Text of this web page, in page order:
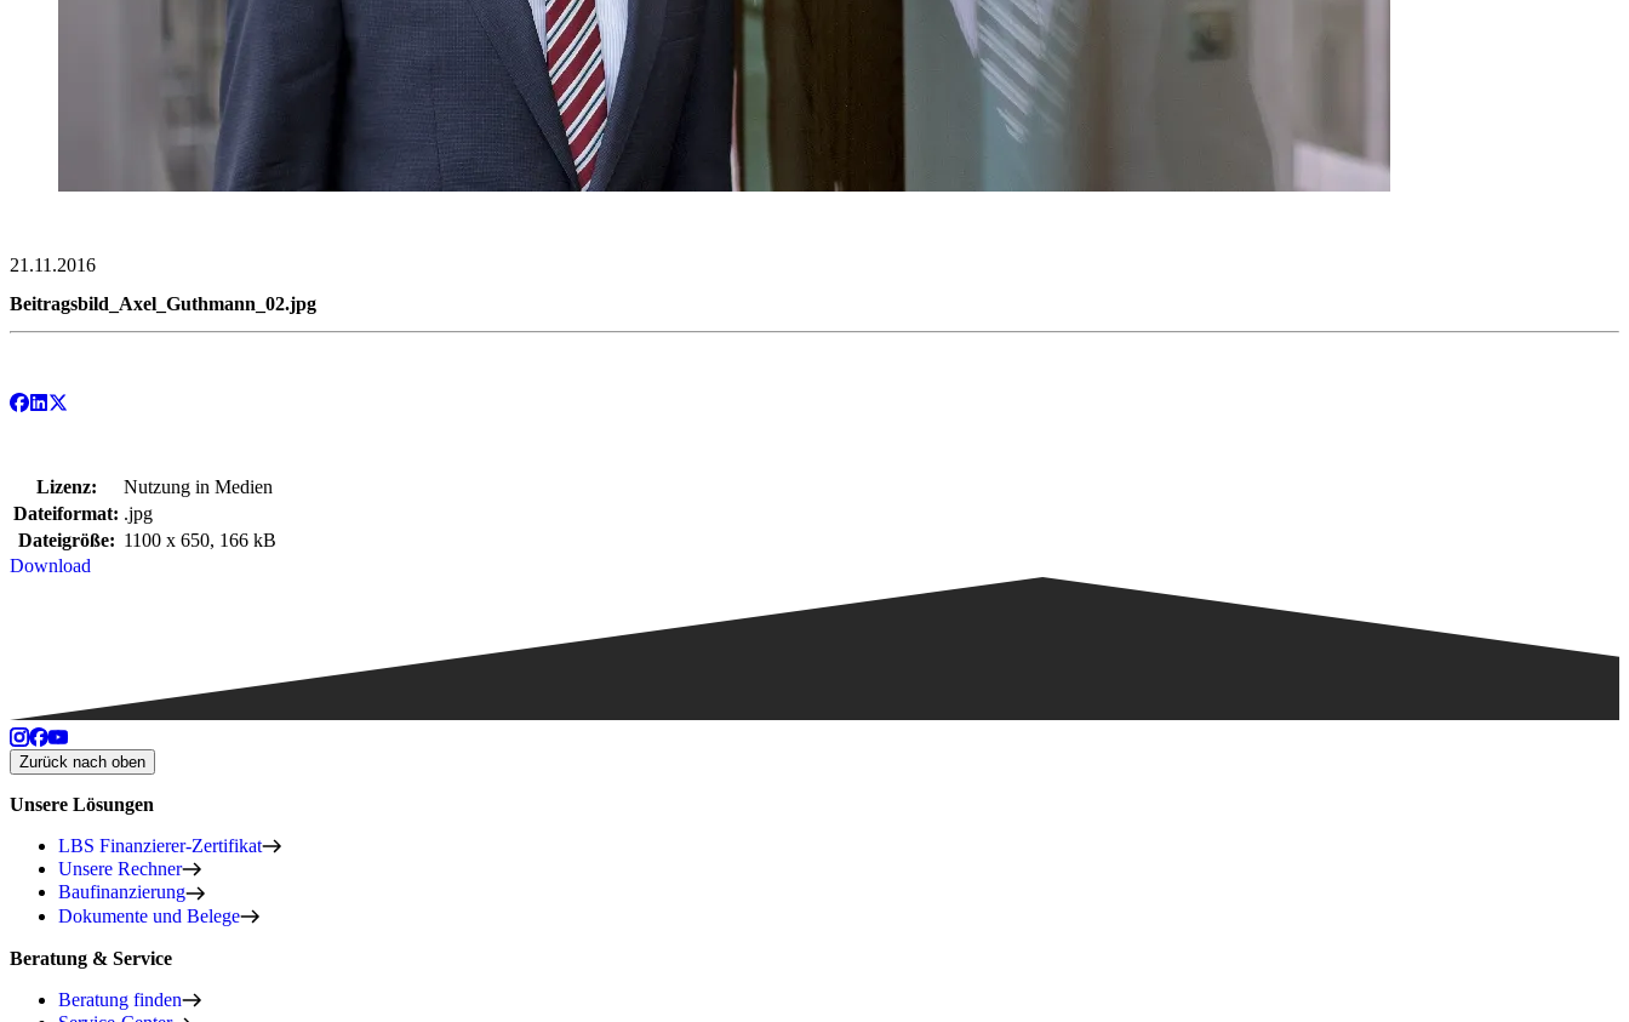
21.11.2016
Beitragsbild_Axel_Guthmann_02.jpg
Lizenz:
Nutzung in Medien
Dateiformat: .jpg
Dateigröße: 1100 x 650, 166 kB
Download
Zurück nach oben
Unsere Lösungen
LBS Finanzierer-Zertifikat
Unsere Rechner
Baufinanzierung
Dokumente und Belege
Beratung & Service
Beratung finden